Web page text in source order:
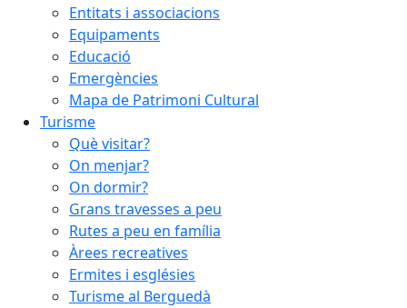
Entitats i associacions
Equipaments
Educació
Emergències
Mapa de Patrimoni Cultural
Turisme
Què visitar?
On menjar?
On dormir?
Grans travesses a peu
Rutes a peu en família
Àrees recreatives
Ermites i esglésies
Turisme al Berguedà